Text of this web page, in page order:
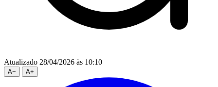
Atualizado 28/04/2026 às 10:10
A− A+